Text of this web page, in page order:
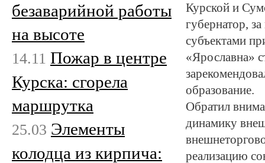
Курской и
губернатор,
субъектами
«Ярославна»
образование.
Обратил
динамику
реализацию
безаварийной работы
на высоте
14.11 Пожар в центре
Курска: сгорела
маршрутка
25.03 Элементы
колодца из кирпича: